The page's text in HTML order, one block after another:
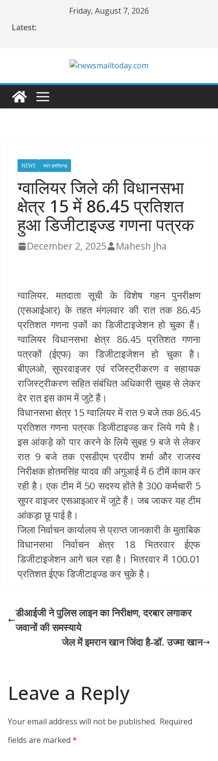
content
Friday, August 7, 2026
Latest:
NEWS मप्र छत्तीसगढ़
ग्वालियर जिले की विधानसभा
क्षेत्र 15 में 86.45 प्रतिशत
हुआ डिजीटाइज्ड गणना पत्रक
December 2, 2025 Mahesh Jha
ग्वालियर. मतदाता सूची के विशेष गहन पुनरीक्षण
(एसआईआर) के तहत मंगलवार की रात तक 86.45
प्रतिशत गणना प़कों का डिजीटाइजेशन हो चुका हैं।
ग्वालियर विधानसभा क्षेत्र 86.45 प्रतिशत गणना
पत्रकों (ईएफ) का डिजीटाइजेशन हो चुका है।
बीएलओ, सुपरवाइजर एवं रजिस्ट्रीकरण व सहायक
राजिस्ट्रीकरण सहित संबंधित अधिकारी सुबह से लेकर
देर रात इस काम में जुटे हैं।
विधानसभा क्षेत्र 15 ग्वालियर में रात 9 बजे तक 86.45
प्रतिशत गणना पत्रक डिजीटाइज्ड कर लिये गये है।
इस आंकड़े को पार करने के लिये सुबह 9 बजे से लेकर
रात 9 बजे तक एसडीएम प्रदीप शर्मा और राजस्व
निरीक्षक होतमसिंह यादव की अगुआई में 6 टीमें काम कर
रही है। एक टीम में 50 सदस्य होंते है 300 कर्मचारी 5
सुपर वाइजर एसआइआर में जुटे हैं। जब जाकर यह टीम
आंकड़ा छू पाई है।
जिला निर्वाचन कार्यालय से प्राप्त जानकारी के मुताबिक
विधानसभा निर्वाचन क्षेत्र 18 भितरवार ईएफ
डिजीटाइजेशन आगे चल रहा है। भितरवार में 100.01
प्रतिशत ईएफ डिजीटाइज्ड कर चुके है।
डीआईजी ने पुलिस लाइन का निरीक्षण, दरबार लगाकर
जवानों की समस्याये
जेल में इमरान खान जिंदा है-डॉ. उज्मा खान
Leave a Reply
Your email address will not be published. Required
fields are marked *